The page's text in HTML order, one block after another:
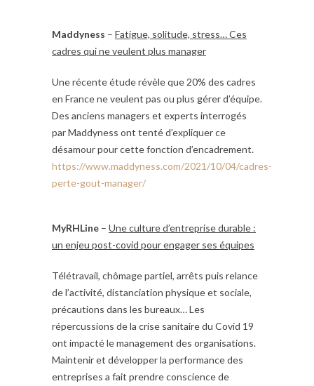
Maddyness – Fatigue, solitude, stress… Ces
cadres qui ne veulent plus manager
Une récente étude révèle que 20% des cadres
en France ne veulent pas ou plus gérer d’équipe.
Des anciens managers et experts interrogés
par Maddyness ont tenté d’expliquer ce
désamour pour cette fonction d’encadrement.
https://www.maddyness.com/2021/10/04/cadres-
perte-gout-manager/
MyRHLine – Une culture d’entreprise durable :
un enjeu post-covid pour engager ses équipes
Télétravail, chômage partiel, arrêts puis relance
de l’activité, distanciation physique et sociale,
précautions dans les bureaux… Les
répercussions de la crise sanitaire du Covid 19
ont impacté le management des organisations.
Maintenir et développer la performance des
entreprises a fait prendre conscience de